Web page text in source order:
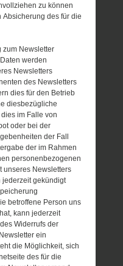
zu können
des für die
zum Newsletter
werden
Newsletters
des Newsletters
dies für den Betrieb
diesbezügliche
im Falle von
oder bei der
der Fall
der im Rahmen
personenbezogenen
unseres Newsletters
jederzeit gekündigt
betroffene Person uns
kann jederzeit
Widerrufs der
ein
die Möglichkeit, sich
des für die